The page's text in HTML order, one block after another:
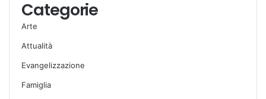
Categorie
Arte
Attualità
Evangelizzazione
Famiglia